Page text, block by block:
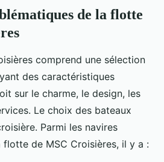
de la flotte
comprend une sélection
des caractéristiques
sur le charme, le design, les
Le choix des bateaux
Parmi les navires
de MSC Croisières, il y a :